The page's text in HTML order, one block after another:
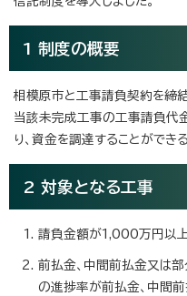
1 制度の概要
相模原市と工事請負契約を締
当該未完成工事の工事請負代
り、資金を調達することができ
2 対象となる工事
請負金額が1,000万円以上
前払金、中間前払金又は
の進捗率が前払金、中間